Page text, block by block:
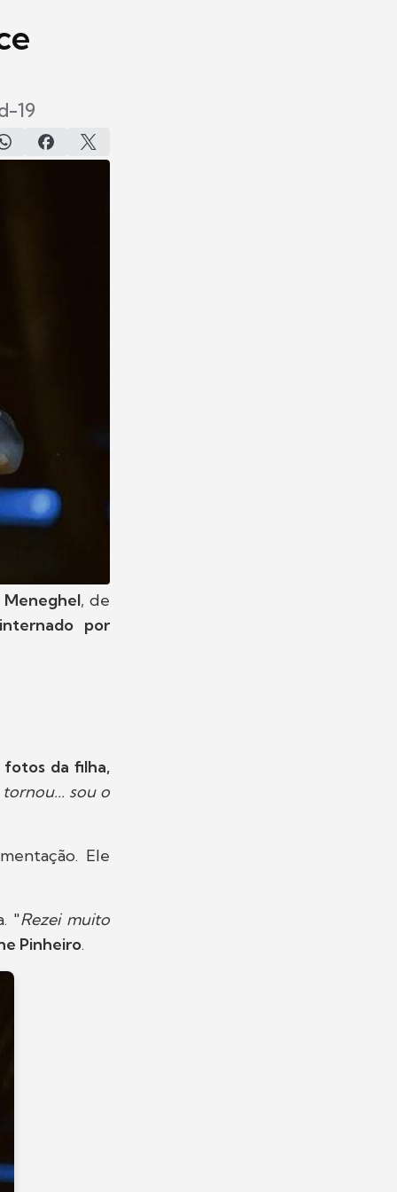
19
Meneghel, de
por
da filha,
sou o
Ele
"Rezei muito
Pinheiro.